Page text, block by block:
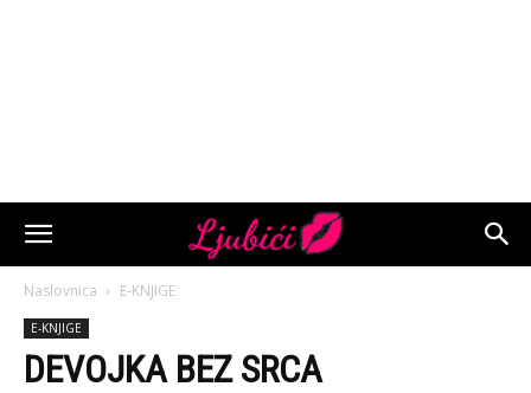
Naslovnica E-KNJIGE
E-KNJIGE
DEVOJKA BEZ SRCA